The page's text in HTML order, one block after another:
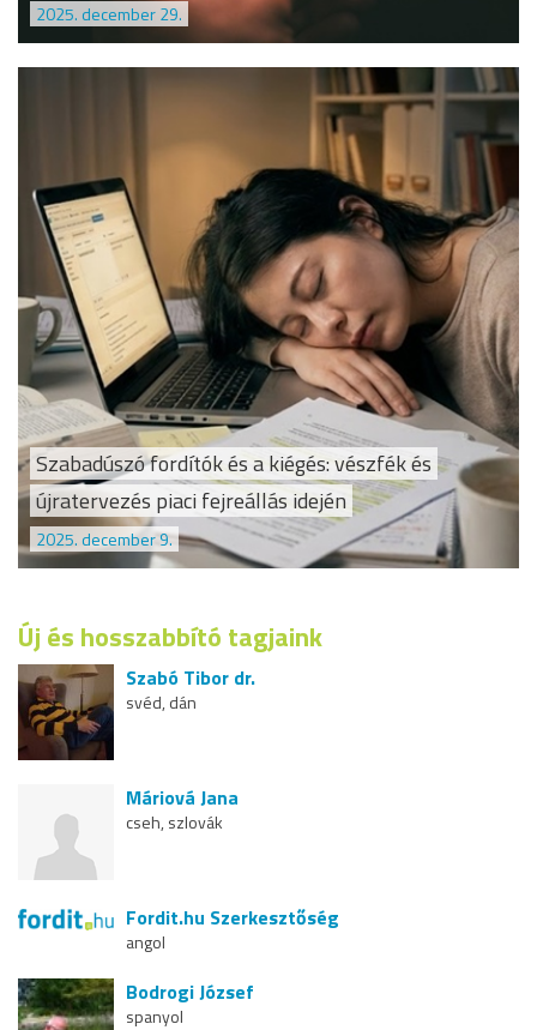
2025. december 29.
Szabadúszó fordítók és a kiégés: vészfék és
újratervezés piaci fejreállás idején
2025. december 9.
Új és hosszabbító tagjaink
Szabó Tibor dr.
svéd, dán
Máriová Jana
cseh, szlovák
Fordit.hu Szerkesztőség
angol
Bodrogi József
spanyol